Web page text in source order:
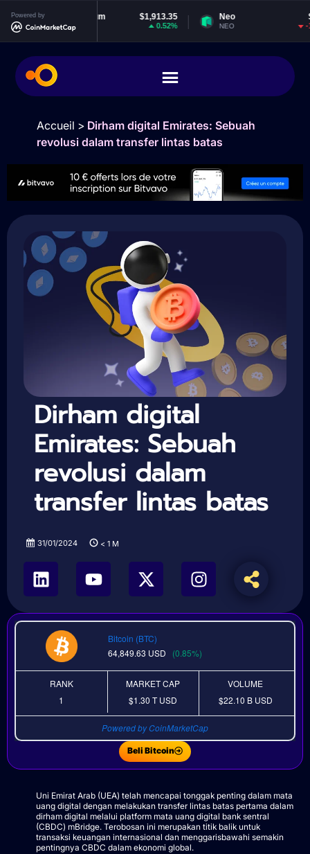
Powered byEthereum $1,913.35
ETH
Neo
Accueil > Dirham digital Emirates: Sebuah
revolusi dalam transfer lintas batas
Dirham digital
Emirates: Sebuah
revolusi dalam
transfer lintas batas
31/01/2024 < 1 M
Bitcoin (BTC)
64,849.63 USD (0.85%)
RANK
1
MARKET CAP
$1.30 TUSD
VOLUME
$22.10 B USD
Powered by CoinMarketCap
Beli Bitcoin
Uni Emirat Arab (UEA) telah mencapai tonggak penting dalam mata
uang digital dengan melakukan transfer lintas batas pertama dalam
dirham digital melalui platform mata uang digital bank sentral
(CBDC) mBridge. Terobosan ini merupakan titik balik untuk
transaksi keuangan internasional dan menggarisbawahi semakin
pentingnya CBDC dalam ekonomi global.